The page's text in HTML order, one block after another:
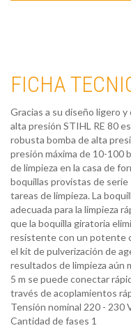
FICHA
Gracias a su diseño ligero
alta presión STIHL RE 80
robusta bomba de alta
presión máxima de 10-100
de limpieza en la casa de
boquillas provistas de serie
tareas de limpieza. La
adecuada para la limpieza
que la boquilla giratoria
resistente con un potente
el kit de pulverización de
resultados de limpieza aún
5 m se puede conectar
través de acoplamientos
Tensión nominal 220 - 230
Cantidad de fases 1